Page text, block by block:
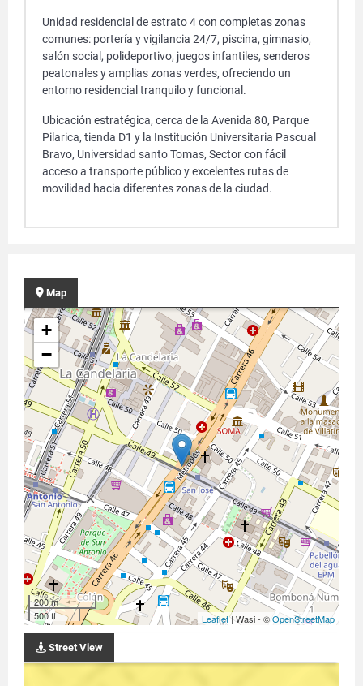
Unidad residencial de estrato 4 con completas zonas
comunes: portería y vigilancia 24/7, piscina, gimnasio,
salón social, polideportivo, juegos infantiles, senderos
peatonales y amplias zonas verdes, ofreciendo un
entorno residencial tranquilo y funcional.
Ubicación estratégica, cerca de la Avenida 80, Parque
Pilarica, tienda D1 y la Institución Universitaria Pascual
Bravo, Universidad santo Tomas, Sector con fácil
acceso a transporte público y excelentes rutas de
movilidad hacia diferentes zonas de la ciudad.
Map
+
−
200 m
500 ft
Leaflet| Wasi - ©OpenStreetMap
Street View